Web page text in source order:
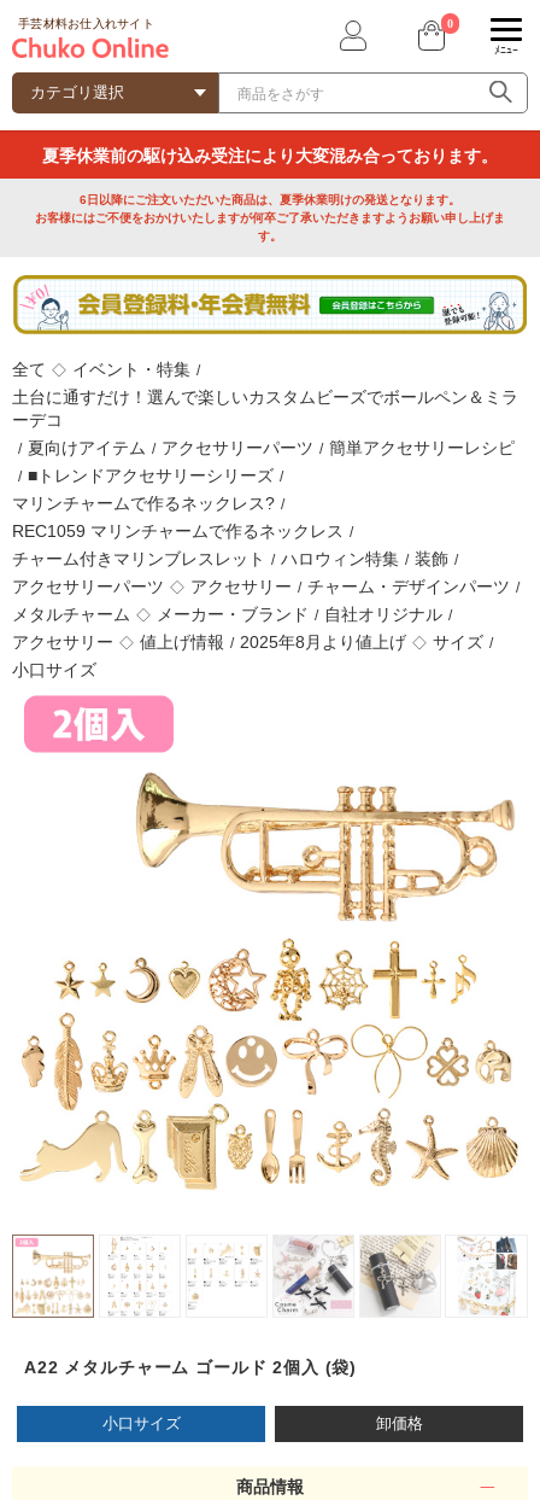
夏季休業前の駆け込み受注により大変混み合っております。
6日以降にご注文いただいた商品は、夏季休業明けの発送となります。
お客様にはご不便をおかけいたしますが何卒ご了承いただきますようお願い申し上げま
す。
全て ◇ イベント・特集 /
土台に通すだけ！選んで楽しいカスタムビーズでボールペン＆ミラ
ーデコ
/ 夏向けアイテム / アクセサリーパーツ / 簡単アクセサリーレシピ
/ ■トレンドアクセサリーシリーズ /
マリンチャームで作るネックレス? /
REC1059 マリンチャームで作るネックレス /
チャーム付きマリンブレスレット / ハロウィン特集 / 装飾 /
アクセサリーパーツ ◇ アクセサリー / チャーム・デザインパーツ /
メタルチャーム ◇ メーカー・ブランド / 自社オリジナル /
アクセサリー ◇ 値上げ情報 / 2025年8月より値上げ ◇ サイズ /
小口サイズ
A22 メタルチャーム ゴールド 2個入 (袋)
小口サイズ 卸価格
商品情報
手芸材料お仕入れサイト 0
ﾒﾆｭｰ